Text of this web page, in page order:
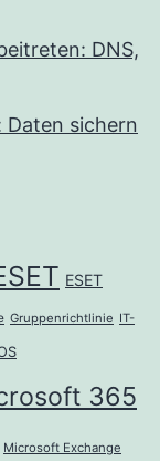
DNS,
Daten sichern
ESET
Gruppenrichtlinie IT-
365
Microsoft Exchange